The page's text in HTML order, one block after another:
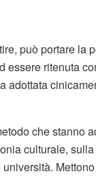
può portare la
essere ritenuta
adottata
che stanno
culturale,